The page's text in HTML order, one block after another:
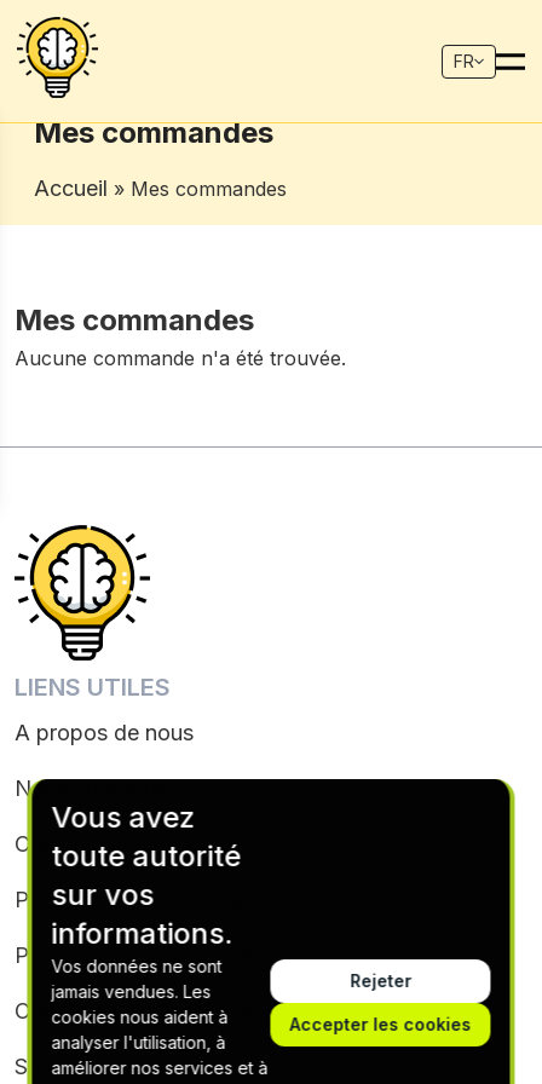
FR
Mes commandes
Accueil » Mes commandes
Mes commandes
Aucune commande n'a été trouvée.
LIENS UTILES
A propos de nous
Nous contacter
Conditions générales
Politique en matière de cookies
Politique de confidentialité
Conditions d’abonnement
Se désabonner
Vous avez
toute autorité
sur vos
informations.
Vos données ne sont
jamais vendues. Les
cookies nous aident à
analyser l'utilisation, à
améliorer nos services et à
Rejeter
Accepter les cookies